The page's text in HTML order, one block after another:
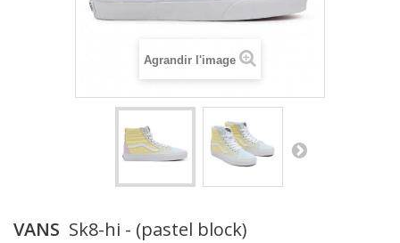
Agrandir l'image
VANS Sk8-hi - (pastel block)